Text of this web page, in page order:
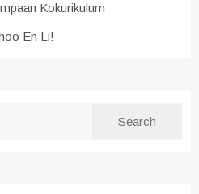
Kokurikulum
En Li!